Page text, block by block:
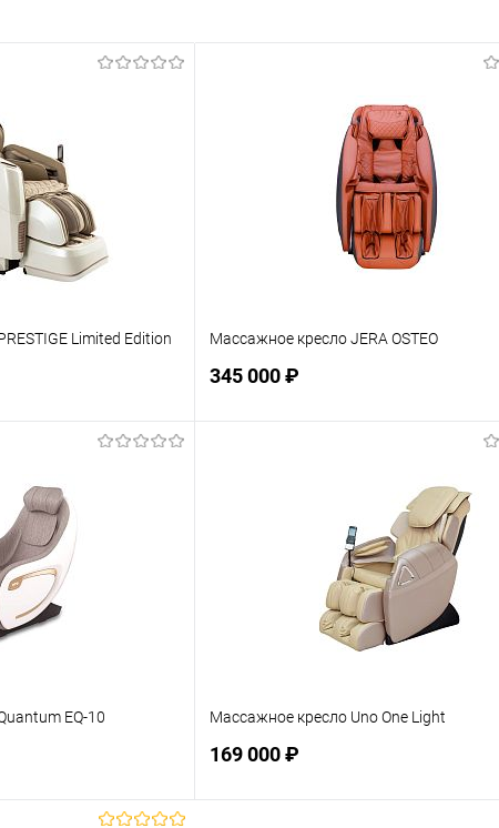
Limited Edition
Недоступно
Массажное кресло JERA OSTEO
345 000 ₽
Недоступно
EQ-10 Массажное кресло Uno One Light
169 000 ₽